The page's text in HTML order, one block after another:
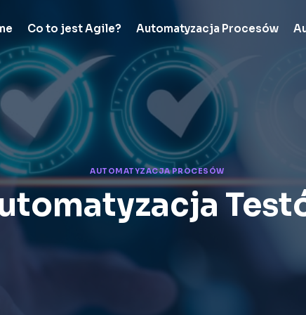
Co to jest Agile? Automatyzacja Procesów
AUTOMATYZACJA PROCESÓW